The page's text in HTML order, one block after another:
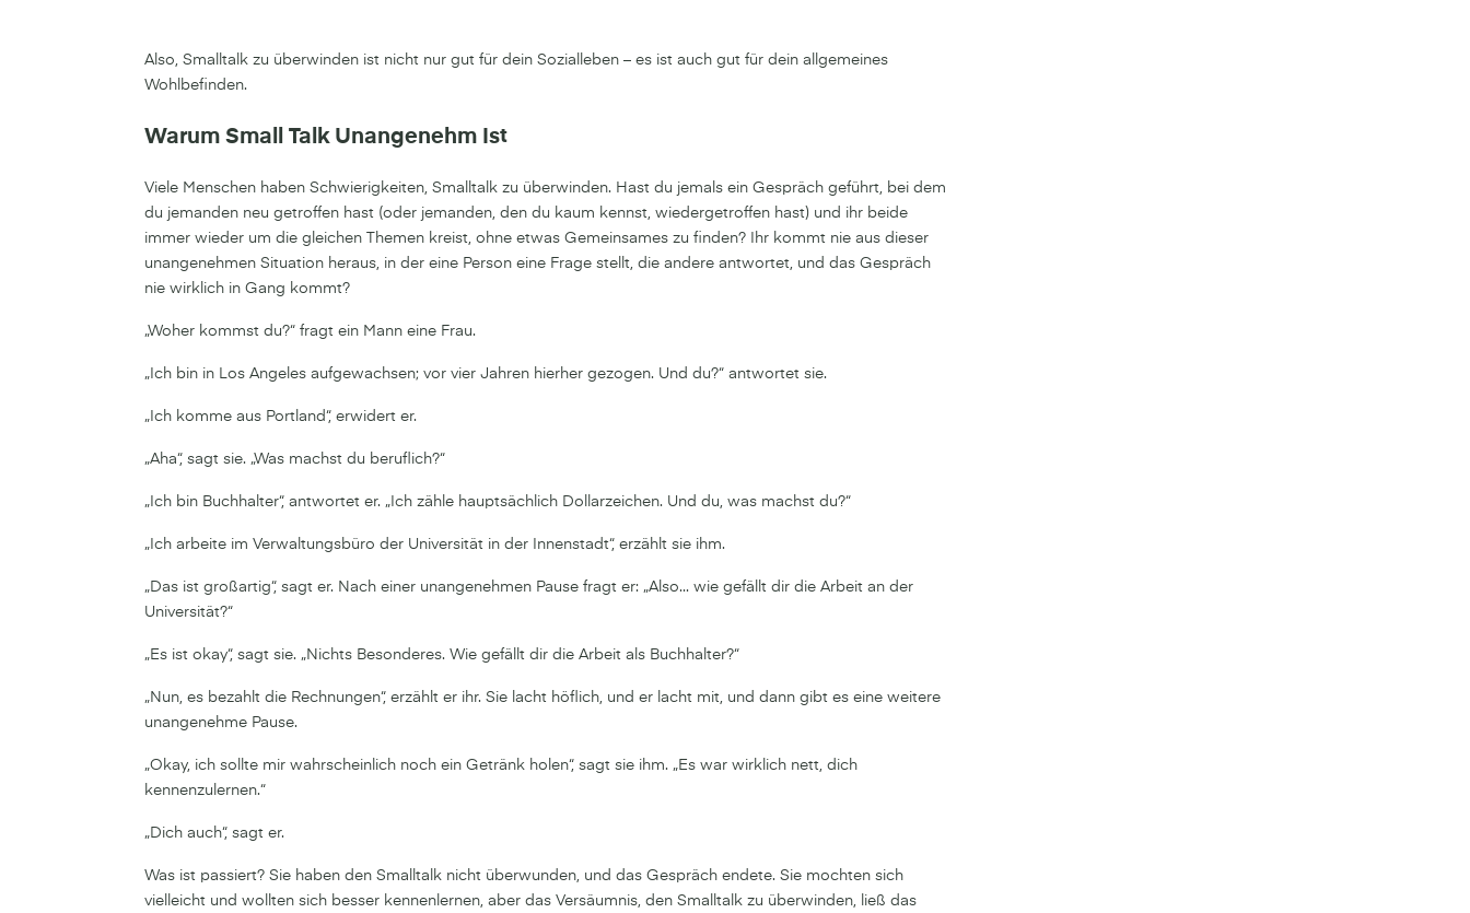
Also, Smalltalk zu überwinden ist nicht nur gut für dein Sozialleben – es ist auch gut für dein allgemeines
Wohlbefinden.
Warum Small Talk Unangenehm Ist
Viele Menschen haben Schwierigkeiten, Smalltalk zu überwinden. Hast du jemals ein Gespräch geführt, bei dem
du jemanden neu getroffen hast (oder jemanden, den du kaum kennst, wiedergetroffen hast) und ihr beide
immer wieder um die gleichen Themen kreist, ohne etwas Gemeinsames zu finden? Ihr kommt nie aus dieser
unangenehmen Situation heraus, in der eine Person eine Frage stellt, die andere antwortet, und das Gespräch
nie wirklich in Gang kommt?
„Woher kommst du?“ fragt ein Mann eine Frau.
„Ich bin in Los Angeles aufgewachsen; vor vier Jahren hierher gezogen. Und du?“ antwortet sie.
„Ich komme aus Portland“, erwidert er.
„Aha“, sagt sie. „Was machst du beruflich?“
„Ich bin Buchhalter“, antwortet er. „Ich zähle hauptsächlich Dollarzeichen. Und du, was machst du?“
„Ich arbeite im Verwaltungsbüro der Universität in der Innenstadt“, erzählt sie ihm.
„Das ist großartig“, sagt er. Nach einer unangenehmen Pause fragt er: „Also... wie gefällt dir die Arbeit an der
Universität?“
„Es ist okay“, sagt sie. „Nichts Besonderes. Wie gefällt dir die Arbeit als Buchhalter?“
„Nun, es bezahlt die Rechnungen“, erzählt er ihr. Sie lacht höflich, und er lacht mit, und dann gibt es eine weitere
unangenehme Pause.
„Okay, ich sollte mir wahrscheinlich noch ein Getränk holen“, sagt sie ihm. „Es war wirklich nett, dich
kennenzulernen.“
„Dich auch“, sagt er.
Was ist passiert? Sie haben den Smalltalk nicht überwunden, und das Gespräch endete. Sie mochten sich
vielleicht und wollten sich besser kennenlernen, aber das Versäumnis, den Smalltalk zu überwinden, ließ das